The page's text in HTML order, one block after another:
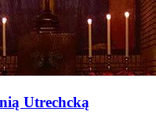
Utrechcką